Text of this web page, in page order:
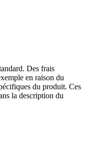
Des frais
en raison du
du produit. Ces
la description du